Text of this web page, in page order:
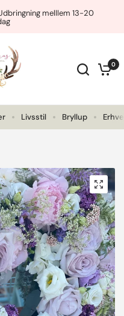
melllem 13-20
0
Livsstil Bryllup